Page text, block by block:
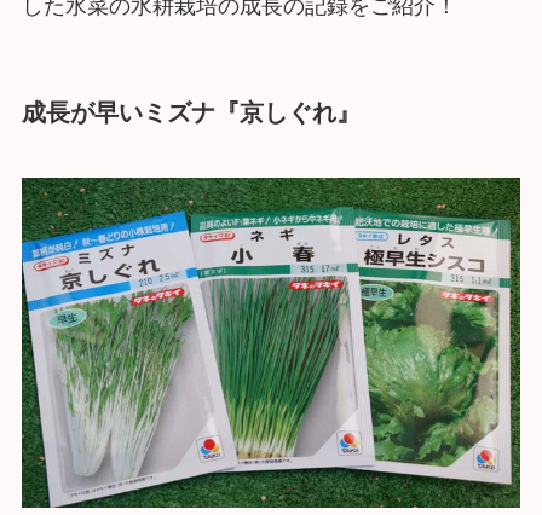
した水菜の水耕栽培の成長の記録をご紹介！
成長が早いミズナ『京しぐれ』